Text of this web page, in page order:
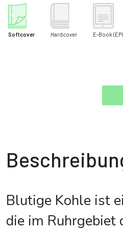
Softcover Hardcover E-Book
Blutige Kohle ist
die im Ruhrgebiet